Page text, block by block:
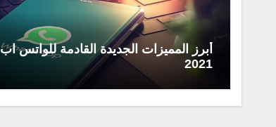
أبرز المميزات الجديدة القادمة للواتس اب
2021